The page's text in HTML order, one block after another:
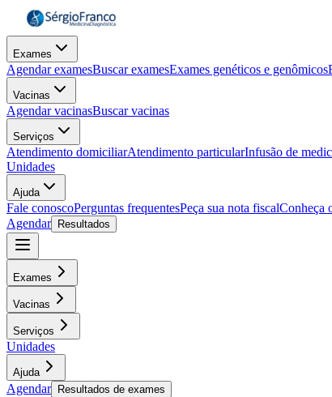
Exames
Agendar examesBuscar examesExames genéticos e genômicos
Vacinas
Agendar vacinasBuscar vacinas
Serviços
Atendimento domiciliarAtendimento particularInfusão de
Unidades
Ajuda
Fale conoscoPerguntas frequentesPeça sua nota fiscalConheça
Agendar
Resultados
Exames
Vacinas
Serviços
Unidades
Ajuda
Agendar Resultados de exames